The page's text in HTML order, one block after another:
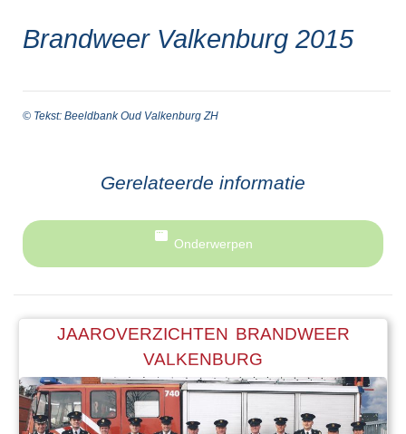
Brandweer Valkenburg 2015
© Tekst: Beeldbank Oud Valkenburg ZH
Gerelateerde informatie
Onderwerpen
JAAROVERZICHTEN BRANDWEER
VALKENBURG